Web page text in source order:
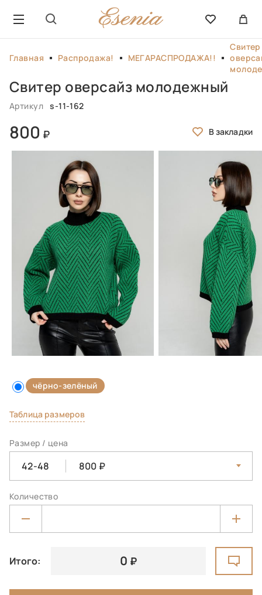
Главная Распродажа! МЕГАРАСПРОДАЖА!!
Свитер
Свитер оверсайз молодежный
Артикул s-11-162
800
чёрно-зелёный
Таблица размеров
Размер / цена
42-48 800
Количество
Итого: 0